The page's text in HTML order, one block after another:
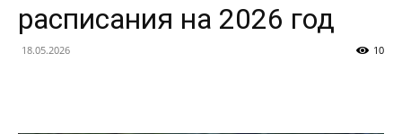
расписания на 2026 год
18.05.2026 10